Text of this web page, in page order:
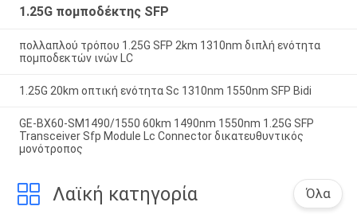
1.25G πομποδέκτης SFP
πολλαπλού τρόπου 1.25G SFP 2km 1310nm διπλή ενότητα
πομποδεκτών ινών LC
1.25G 20km οπτική ενότητα Sc 1310nm 1550nm SFP Bidi
GE-BX60-SM1490/1550 60km 1490nm 1550nm 1.25G SFP
Transceiver Sfp Module Lc Connector δικατευθυντικός
μονότροπος
Λαϊκή κατηγορία Όλα